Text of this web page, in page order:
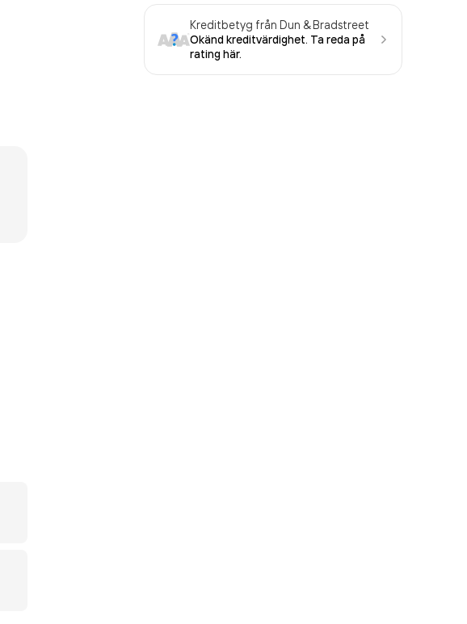
Kreditbetyg från Dun & Bradstreet
Okänd kreditvärdighet. Ta reda på
rating här.